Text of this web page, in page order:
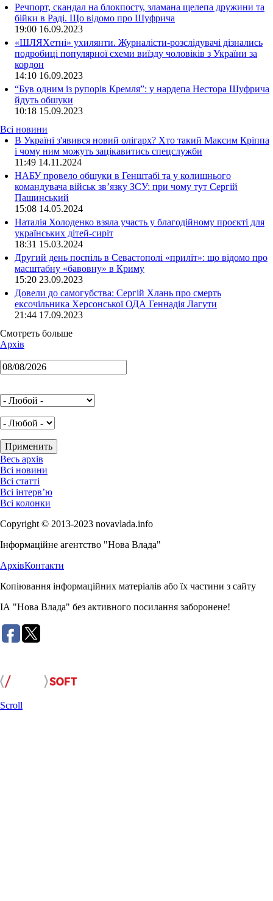
Речпорт, скандал на блокпосту, зламана щелепа дружини та
бійки в Раді. Що відомо про Шуфрича
19:00 16.09.2023
«ШЛЯХетні» ухилянти. Журналісти-розслідувачі дізнались
подробиці популярної схеми виїзду чоловіків з України за
кордон
14:10 16.09.2023
“Був одним із рупорів Кремля”: у нардепа Нестора Шуфрича
йдуть обшуки
10:18 15.09.2023
Всі новини
В Україні з'явився новий олігарх? Хто такий Максим Кріппа
і чому ним можуть зацікавитись спецслужби
11:49 14.11.2024
НАБУ провело обшуки в Генштабі та у колишнього
командувача військ зв’язку ЗСУ: при чому тут Сергій
Пашинський
15:08 14.05.2024
Наталія Холоденко взяла участь у благодійному проєкті для
українських дітей-сиріт
18:31 15.03.2024
Другий день поспіль в Севастополі «приліт»: що відомо про
масштабну «бавовну» в Криму
15:20 23.09.2023
Довели до самогубства: Сергій Хлань про смерть
ексочільника Херсонської ОДА Геннадія Лагути
21:44 17.09.2023
Смотреть больше
Архів
Весь архів
Всі новини
Всі статті
Всі інтерв’ю
Всі колонки
Copyright © 2013-2023 novavlada.info
Інформаційне агентство "Нова Влада"
АрхівКонтакти
Копіювання інформаційних матеріалів або їх частини з сайту
ІА "Нова Влада" без активного посилання заборонене!
Scroll